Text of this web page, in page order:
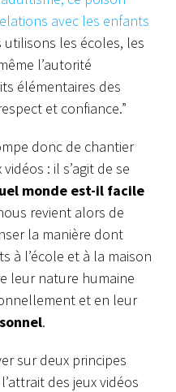
avec les enfants
utilisons les écoles, les
l’autorité
élémentaires des
et confiance.”
donc de chantier
: il s’agit de se
monde est-il facile
revient alors de
la manière dont
à l’école et à la maison
leur nature humaine
et en leur
.
sur deux principes
des jeux vidéos